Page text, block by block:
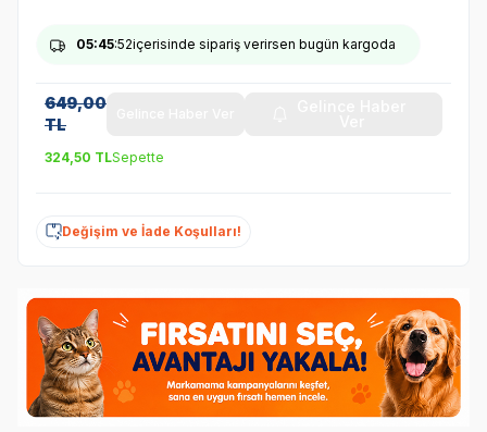
05:45:52içerisinde sipariş verirsen bugün kargoda
649,00
TL
324,50 TLSepette
Değişim ve İade Koşulları!